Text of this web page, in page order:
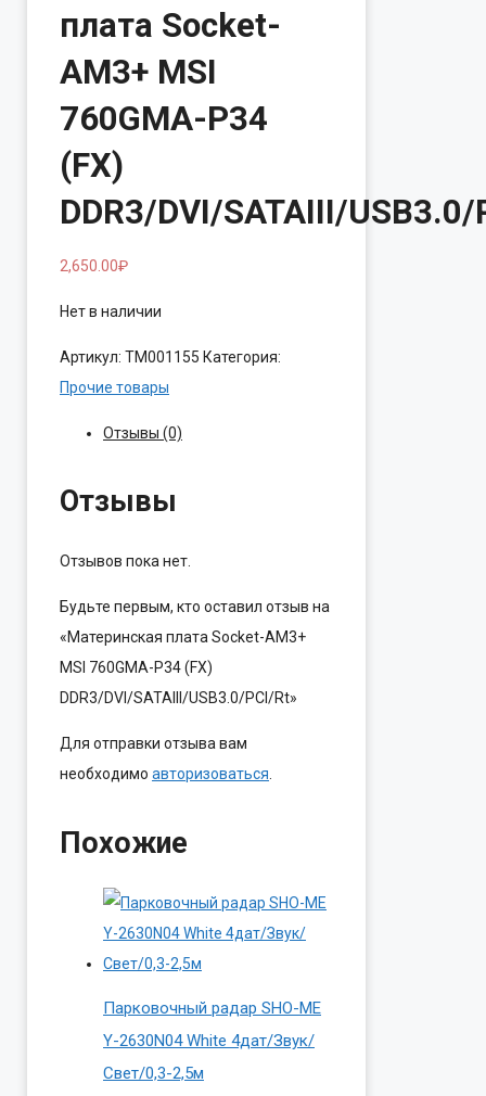
плата Socket-
AM3+ MSI
760GMA-P34
(FX)
DDR3/DVI/SATAIII/USB3.0/
2,650.00₽
Нет в наличии
Артикул: ТМ001155 Категория:
Прочие товары
Отзывы (0)
Отзывы
Отзывов пока нет.
Будьте первым, кто оставил отзыв на
«Материнская плата Socket-AM3+
MSI 760GMA-P34 (FX)
DDR3/DVI/SATAIII/USB3.0/PCI/Rt»
Для отправки отзыва вам
необходимо авторизоваться
Похожие
Парковочный радар SHO-ME
Y-2630N04 White 4дат/Звук/
Свет/0,3-2,5м